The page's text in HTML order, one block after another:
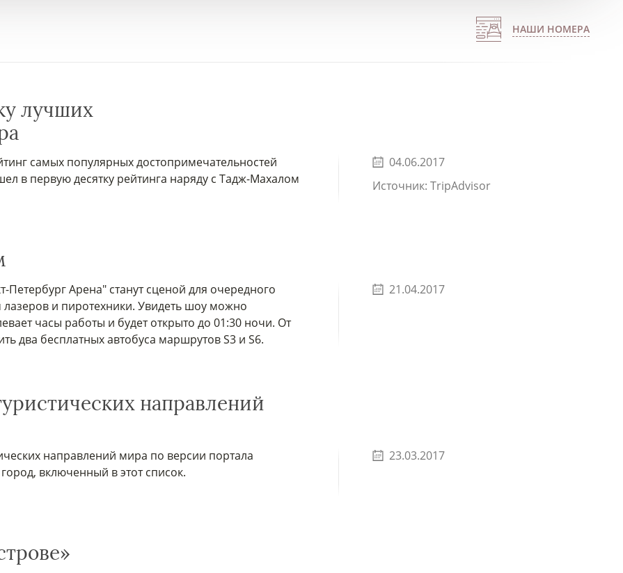
НАШИ НОМЕРА
лучших
самых популярных достопримечательностей
в первую десятку рейтинга наряду с Тадж-Махалом
04.06.2017
Источник: TripAdvisor
Петербург Арена" станут сценой для очередного
и пиротехники. Увидеть шоу можно
часы работы и будет открыто до 01:30 ночи. От
два бесплатных автобуса маршрутов S3 и S6.
21.04.2017
направлений
направлений мира по версии портала
включенный в этот список.
23.03.2017